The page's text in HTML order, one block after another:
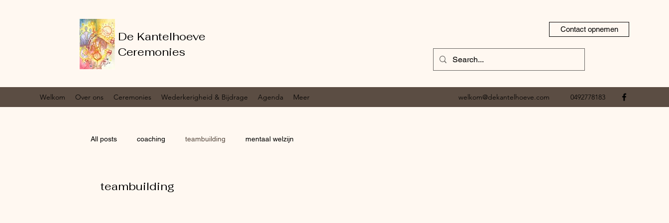
De Kantelhoeve
Ceremonies
Contact opnemen
Welkom Over ons Ceremonies Wederkerigheid & Bijdrage Agenda Meer welkom@dekantelhoeve.com 0492778183
All posts coaching teambuilding mentaal welzijn
teambuilding